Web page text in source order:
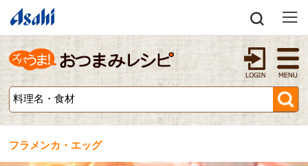
フラメンカ・エッグ